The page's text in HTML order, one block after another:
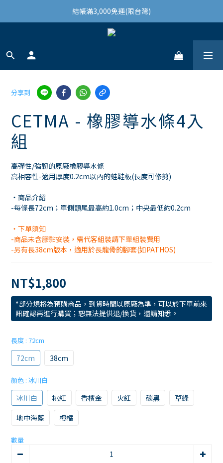
結帳滿3,000免運(限台灣)
結帳滿3,000免運(限台灣)
註冊會員領100購物金
分享到
CETMA - 橡膠導水條4入
組
高彈性/強韌的原廠橡膠導水條
高相容性-適用厚度0.2cm以內的蛙鞋板(長度可修剪)
・商品介紹
-每條長72cm；單側頭尾最高約1.0cm；中央最低約0.2cm
・下單須知
-商品未含膠黏安裝，需代客組裝請下單組裝費用
-另有長38cm版本，適用於長龍骨的腳套(如PATHOS)
NT$1,800
*部分規格為預購商品，到貨時間以原廠為準，可以於下單前來
訊確認再進行購買；恕無法提供退/換貨，還請知悉。
長度 : 72cm
72cm 38cm
顏色 : 冰川白
冰川白 桃紅 香檳金 火紅 碳黑
草綠
地中海藍
橙橘
數量